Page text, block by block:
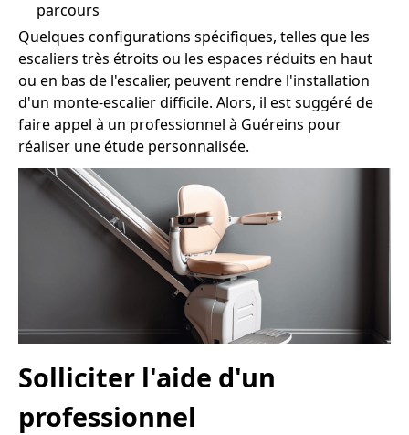
parcours
Quelques configurations spécifiques, telles que les
escaliers très étroits ou les espaces réduits en haut
ou en bas de l'escalier, peuvent rendre l'installation
d'un monte-escalier difficile. Alors, il est suggéré de
faire appel à un professionnel à Guéreins pour
réaliser une étude personnalisée.
Solliciter l'aide d'un
professionnel